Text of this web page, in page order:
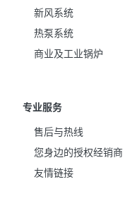
新风系统
热泵系统
商业及工业锅炉
专业服务
售后与热线
您身边的授权经销商
友情链接